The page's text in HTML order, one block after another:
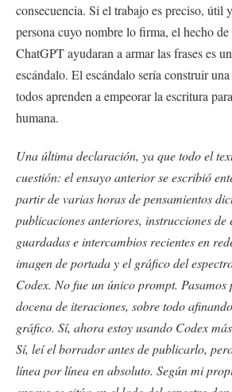
consecuencia. Si el trabajo es preciso, útil
persona cuyo nombre lo firma, el hecho
ChatGPT ayudaran a armar las frases es
escándalo. El escándalo sería construir
todos aprenden a empeorar la escritura
humana.
Una última declaración, ya que todo el
cuestión: el ensayo anterior se escribió
partir de varias horas de pensamientos
publicaciones anteriores, instrucciones de
guardadas e intercambios recientes en
imagen de portada y el gráfico del
Codex. No fue un único prompt. Pasamos
docena de iteraciones, sobre todo
gráfico. Sí, ahora estoy usando Codex
Sí, leí el borrador antes de publicarlo,
línea por línea en absoluto. Según mi